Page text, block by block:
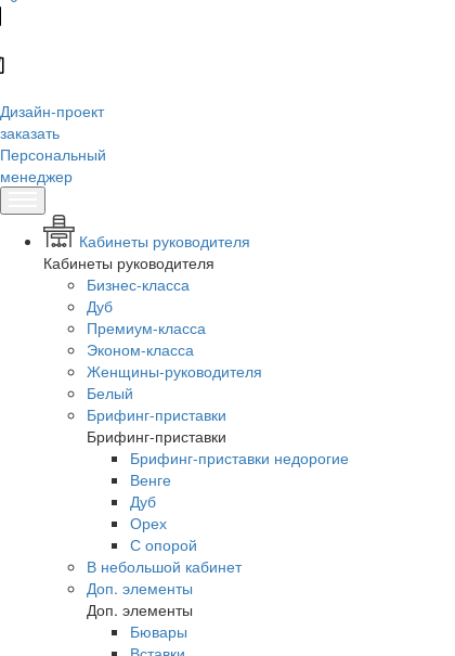
Дизайн-проект
заказать
Персональный
менеджер
Кабинеты руководителя
Кабинеты руководителя
Бизнес-класса
Дуб
Премиум-класса
Эконом-класса
Женщины-руководителя
Белый
Брифинг-приставки
Брифинг-приставки
Брифинг-приставки недорогие
Венге
Дуб
Орех
С опорой
В небольшой кабинет
Доп. элементы
Доп. элементы
Бювары